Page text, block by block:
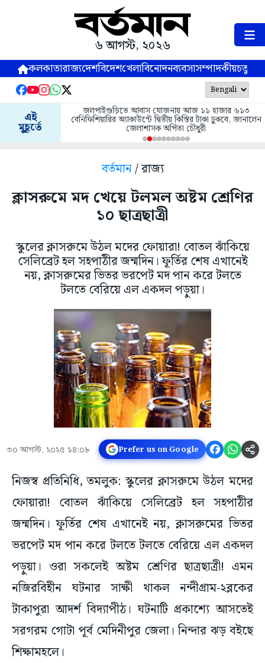
৬ আগস্ট, ২০২৬
কলকাতারাজ্যদেশবিদেশখেলাবিনোদনব্যবসাসম্পাদকীয়
এই
মুহূর্তে
জলপাইগুড়িতে আবাস যোজনায় আজ ১১ হাজার ৬১৩
বেনিফিশিয়ারির অ্যাকাউন্টে দ্বিতীয় কিস্তির টাকা ঢুকবে, জানালেন
জেলাশাসক অর্পিতা চৌধুরী
বর্তমান/ রাজ্য
ক্লাসরুমে মদ খেয়ে টলমল অষ্টম শ্রেণির
১০ ছাত্রছাত্রী
স্কুলের ক্লাসরুমে উঠল মদের ফোয়ারা! বোতল ঝাঁকিয়ে
সেলিব্রেট হল সহপাঠীর জন্মদিন। ফূর্তির শেষ এখানেই
নয়, ক্লাসরুমের ভিতর ভরপেট মদ পান করে টলতে
টলতে বেরিয়ে এল একদল পড়ুয়া।
৩০ আগস্ট, ২০২৫ ১৪:০৮ Prefer us on Google
নিজস্ব প্রতিনিধি, তমলুক: স্কুলের ক্লাসরুমে উঠল মদের
ফোয়ারা! বোতল ঝাঁকিয়ে সেলিব্রেট হল সহপাঠীর
জন্মদিন। ফূর্তির শেষ এখানেই নয়, ক্লাসরুমের ভিতর
ভরপেট মদ পান করে টলতে টলতে বেরিয়ে এল একদল
পড়ুয়া। ওরা সকলেই অষ্টম শ্রেণির ছাত্রছাত্রী! এমন
নজিরবিহীন ঘটনার সাক্ষী থাকল নন্দীগ্রাম-২ব্লকের
টাকাপুরা আদর্শ বিদ্যাপীঠ। ঘটনাটি প্রকাশ্যে আসতেই
সরগরম গোটা পূর্ব মেদিনীপুর জেলা। নিন্দার ঝড় বইছে
শিক্ষামহলে।